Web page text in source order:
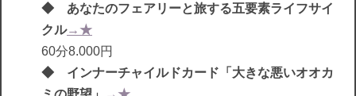
◆ あなたのフェアリーと旅する五要素ライフサイ
クル→★
60分8.000円
◆ インナーチャイルドカード「大きな悪いオオカ